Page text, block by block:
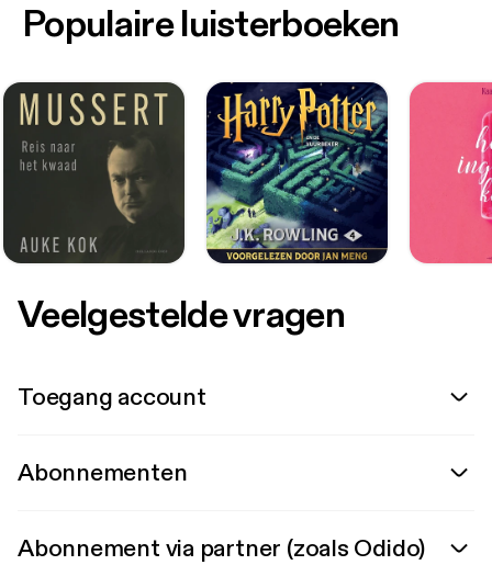
Populaire luisterboeken
Veelgestelde vragen
Toegang account
Abonnementen
Abonnement via partner (zoals Odido)